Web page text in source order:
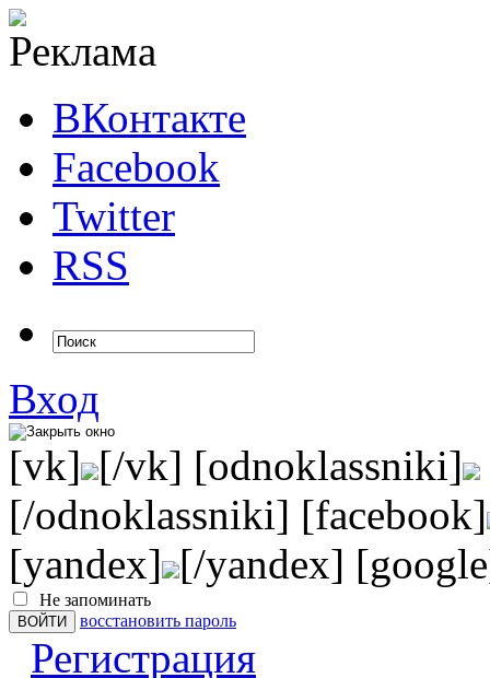
ВКонтакте
Facebook
Twitter
RSS
Вход
[vk] [/vk] [odnoklassniki]
[/odnoklassniki] [facebook]
[yandex] [/yandex]
Не запоминать
восстановить пароль
Регистрация